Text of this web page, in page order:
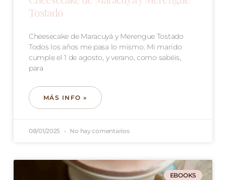
Tostado
Cheesecake de Maracuyá y Merengue Tostado
Todos los años me pasa lo mismo. Mi marido
cumple el 1 de agosto, y verano, como sabéis,
para
MÁS INFO »
08/01/2025 No hay comentarios
EBOOKS